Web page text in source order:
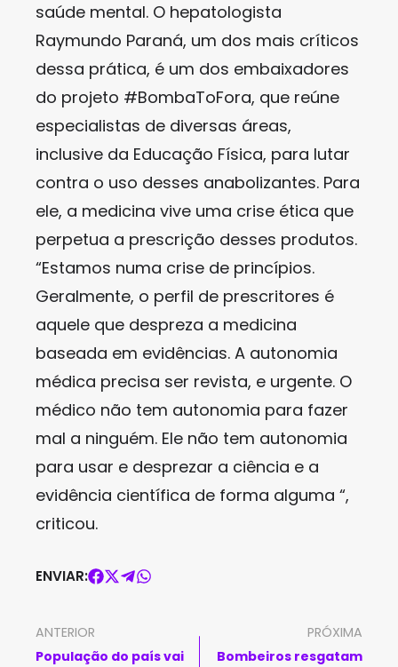
saúde mental. O hepatologista
Raymundo Paraná, um dos mais críticos
dessa prática, é um dos embaixadores
do projeto #BombaToFora, que reúne
especialistas de diversas áreas,
inclusive da Educação Física, para lutar
contra o uso desses anabolizantes. Para
ele, a medicina vive uma crise ética que
perpetua a prescrição desses produtos.
“Estamos numa crise de princípios.
Geralmente, o perfil de prescritores é
aquele que despreza a medicina
baseada em evidências. A autonomia
médica precisa ser revista, e urgente. O
médico não tem autonomia para fazer
mal a ninguém. Ele não tem autonomia
para usar e desprezar a ciência e a
evidência científica de forma alguma “,
criticou.
ENVIAR:
ANTERIOR
População do país vai
PRÓXIMA
Bombeiros resgatam